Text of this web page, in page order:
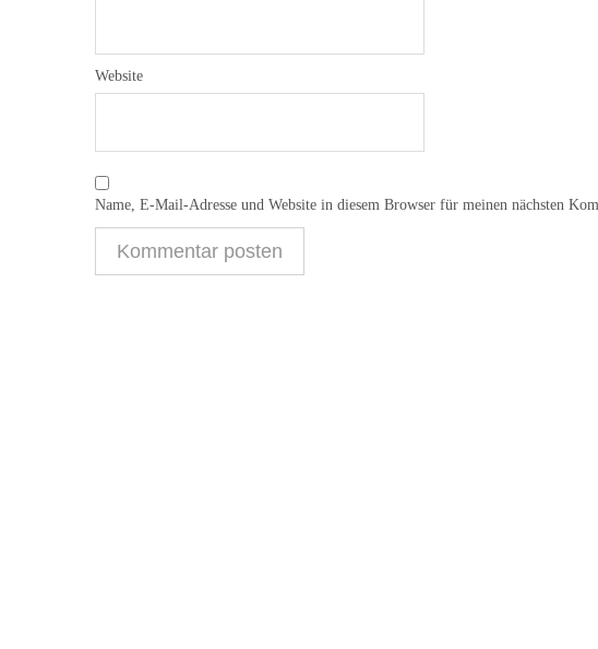
Website
Name, E-Mail-Adresse und Website in diesem Browser für meinen nächsten